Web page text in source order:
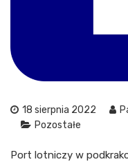
18 sierpnia 2022
Pozostałe
Port lotniczy w